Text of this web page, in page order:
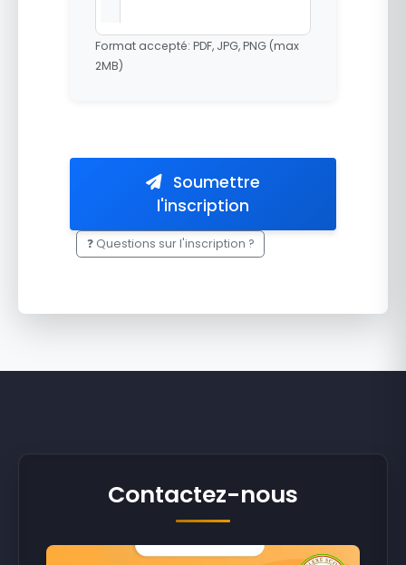
Format accepté: PDF, JPG, PNG (max
2MB)
l'inscription
❓ Questions sur l'inscription ?
Contactez-nous